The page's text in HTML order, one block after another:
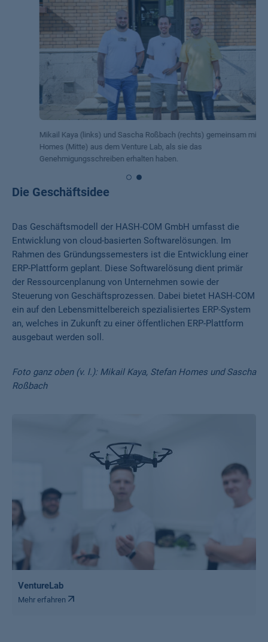
Mikail Kaya (links) und Sascha Roßbach (rechts) gemeinsam mit Stefan
Homes (Mitte) aus dem Venture Lab, als sie das
Genehmigungsschreiben erhalten haben.
Die Geschäftsidee
Das Geschäftsmodell der HASH-COM GmbH umfasst die
Entwicklung von cloud-basierten Softwarelösungen. Im
Rahmen des Gründungssemesters ist die Entwicklung einer
ERP-Plattform geplant. Diese Softwarelösung dient primär
der Ressourcenplanung von Unternehmen sowie der
Steuerung von Geschäftsprozessen. Dabei bietet HASH-COM
ein auf den Lebensmittelbereich spezialisiertes ERP-System
an, welches in Zukunft zu einer öffentlichen ERP-Plattform
ausgebaut werden soll.
Foto ganz oben (v. l.): Mikail Kaya, Stefan Homes und Sascha
Roßbach
VentureLab
Mehr erfahren